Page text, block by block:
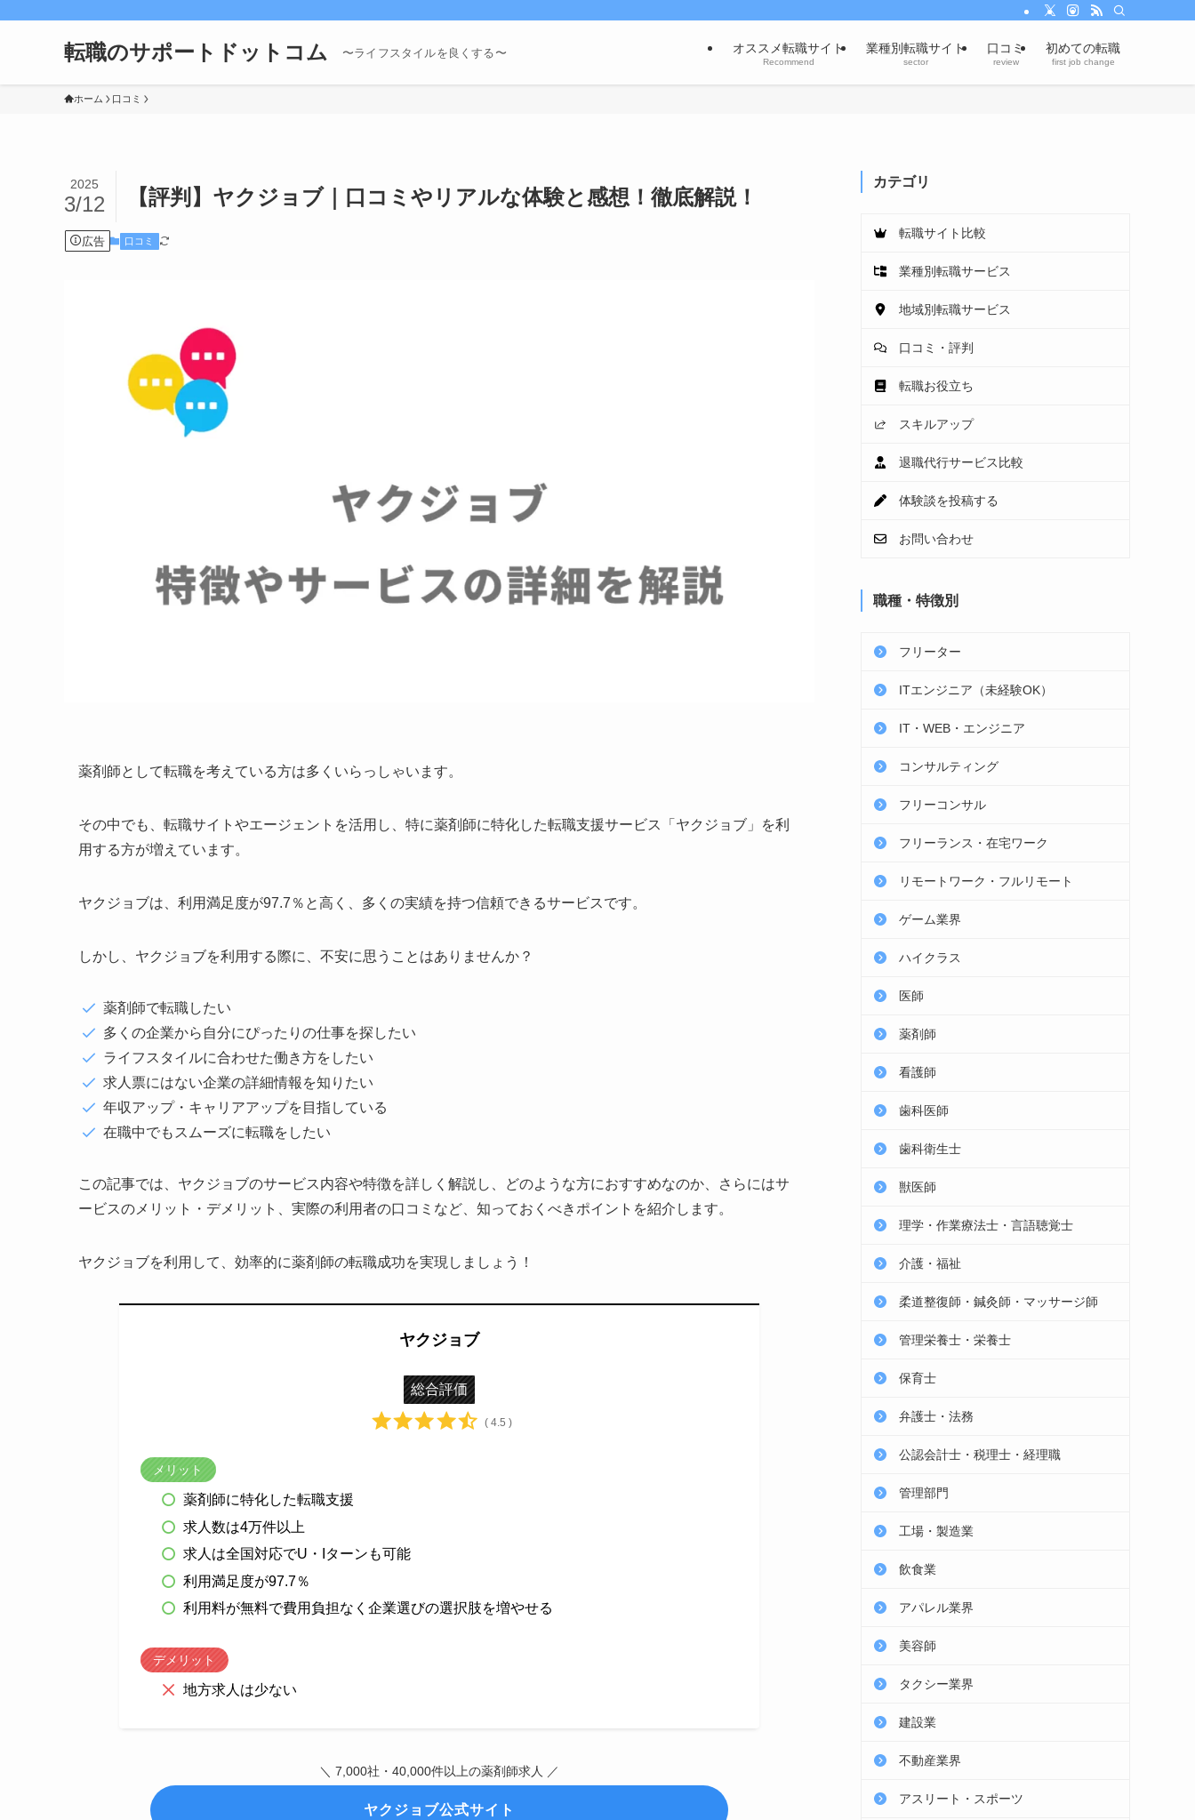
転職のサポートドットコム 〜ライフスタイルを良くする〜 オススメ転職サイト
Recommend
業種別転職サイト
sector
口コミ
review
初めての転職
first job change
ホーム 口コミ
【評判】ヤクジョブ｜口コミやリアルな体験と感想！徹底解説！
2025
3/12
広告 口コミ
薬剤師として転職を考えている方は多くいらっしゃいます。
その中でも、転職サイトやエージェントを活用し、特に薬剤師に特化した転職支援サービス「ヤクジョブ」を利
用する方が増えています。
ヤクジョブは、利用満足度が97.7％と高く、多くの実績を持つ信頼できるサービスです。
しかし、ヤクジョブを利用する際に、不安に思うことはありませんか？
薬剤師で転職したい
多くの企業から自分にぴったりの仕事を探したい
ライフスタイルに合わせた働き方をしたい
求人票にはない企業の詳細情報を知りたい
年収アップ・キャリアアップを目指している
在職中でもスムーズに転職をしたい
この記事では、ヤクジョブのサービス内容や特徴を詳しく解説し、どのような方におすすめなのか、さらにはサ
ービスのメリット・デメリット、実際の利用者の口コミなど、知っておくべきポイントを紹介します。
ヤクジョブを利用して、効率的に薬剤師の転職成功を実現しましょう！
ヤクジョブ
総合評価
( 4.5 )
メリット
薬剤師に特化した転職支援
求人数は4万件以上
求人は全国対応でU・Iターンも可能
利用満足度が97.7％
利用料が無料で費用負担なく企業選びの選択肢を増やせる
デメリット
地方求人は少ない
＼ 7,000社・40,000件以上の薬剤師求人 ／
ヤクジョブ公式サイト
カテゴリ
転職サイト比較
業種別転職サービス
地域別転職サービス
口コミ・評判
転職お役立ち
スキルアップ
退職代行サービス比較
体験談を投稿する
お問い合わせ
職種・特徴別
フリーター
ITエンジニア（未経験OK）
IT・WEB・エンジニア
コンサルティング
フリーコンサル
フリーランス・在宅ワーク
リモートワーク・フルリモート
ゲーム業界
ハイクラス
医師
薬剤師
看護師
歯科医師
歯科衛生士
獣医師
理学・作業療法士・言語聴覚士
介護・福祉
柔道整復師・鍼灸師・マッサージ師
管理栄養士・栄養士
保育士
弁護士・法務
公認会計士・税理士・経理職
管理部門
工場・製造業
飲食業
アパレル業界
美容師
タクシー業界
建設業
不動産業界
アスリート・スポーツ